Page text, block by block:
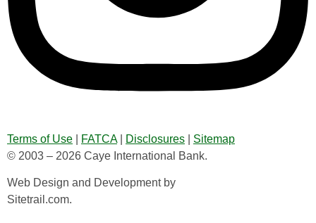
Terms of Use FATCA| Disclosures
Sitemap
© 2003 – 2026 Caye International Bank.
Web Design and Development by
Sitetrail.com.